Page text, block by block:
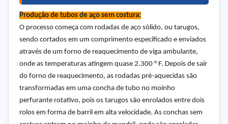
Produção de tubos de aço sem costura:
O processo começa com rodadas de aço sólido, ou tarugos,
sendo cortados em um comprimento especificado e enviados
através de um forno de reaquecimento de viga ambulante,
onde as temperaturas atingem quase 2.300 ° F. Depois de sair
do forno de reaquecimento, as rodadas pré-aquecidas são
transformadas em uma concha de tubo no moinho
perfurante rotativo, pois os tarugos são enrolados entre dois
rolos em forma de barril em alta velocidade. As conchas sem